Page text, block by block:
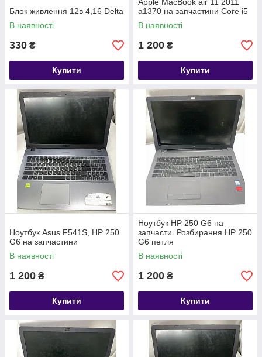
Блок живлення 12в 4,16 Delta
В наявності
330 ₴
Купити
a1370 на запчастини Core i5
В наявності
1 200 ₴
Купити
Ноутбук Asus F541S, HP 250
G6 на запчастини
В наявності
1 200 ₴
Купити
Ноутбук HP 250 G6 на
запчасти. Розбирання HP 250
G6 петля
В наявності
1 200 ₴
Купити